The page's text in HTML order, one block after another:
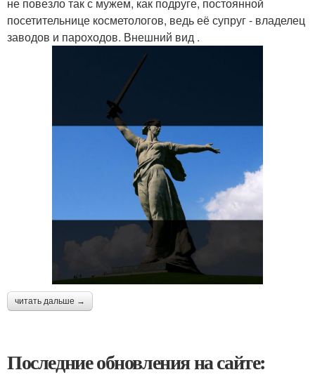
посетительнице косметологов, ведь её супруг - владелец
заводов и пароходов. Внешний вид .
читать дальше →
Последние обновления на сайте: